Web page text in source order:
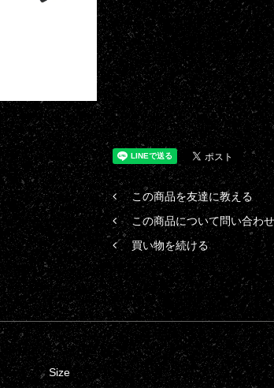
この商品を友達に教える
この商品について問い合わ
買い物を続ける
Size